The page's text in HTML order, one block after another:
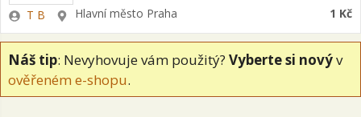
fotolaik69@seznam.cz ) ozvu se obratem zpet
Zadavatel
T B LokalitaHlavní město Praha 1 Kč
Náš tip: Nevyhovuje vám použitý? Vyberte si novýv
ověřeném e-shopu.